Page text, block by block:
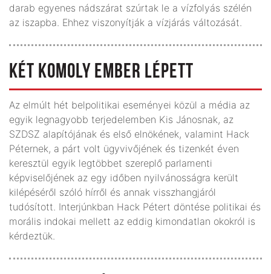
darab egyenes nádszárat szúrtak le a vízfolyás szélén
az iszapba. Ehhez viszonyítják a vízjárás változását.
KÉT KOMOLY EMBER LÉPETT
Az elmúlt hét belpolitikai eseményei közül a média az
egyik legnagyobb terjedelemben Kis Jánosnak, az
SZDSZ alapítójának és első elnökének, valamint Hack
Péternek, a párt volt ügyvivőjének és tizenkét éven
keresztül egyik legtöbbet szereplő parlamenti
képviselőjének az egy időben nyilvánosságra került
kilépéséről szóló hírről és annak visszhangjáról
tudósított. Interjúnkban Hack Pétert döntése politikai és
morális indokai mellett az eddig kimondatlan okokról is
kérdeztük.